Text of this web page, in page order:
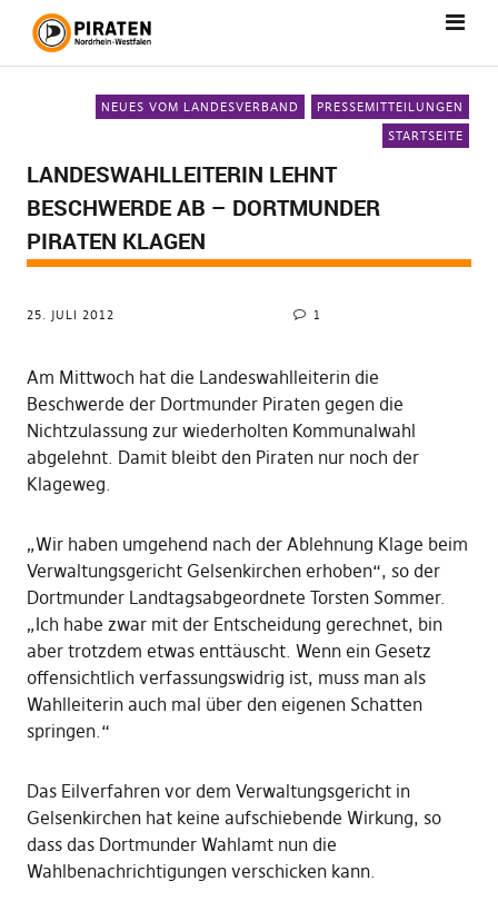
NEUES VOM LANDESVERBAND
PRESSEMITTEILUNGEN
STARTSEITE
LANDESWAHLLEITERIN LEHNT
BESCHWERDE AB – DORTMUNDER
PIRATEN KLAGEN
25. JULI 2012 1
Am Mittwoch hat die Landeswahlleiterin die
Beschwerde der Dortmunder Piraten gegen die
Nichtzulassung zur wiederholten Kommunalwahl
abgelehnt. Damit bleibt den Piraten nur noch der
Klageweg.
„Wir haben umgehend nach der Ablehnung Klage beim
Verwaltungsgericht Gelsenkirchen erhoben“, so der
Dortmunder Landtagsabgeordnete Torsten Sommer.
„Ich habe zwar mit der Entscheidung gerechnet, bin
aber trotzdem etwas enttäuscht. Wenn ein Gesetz
offensichtlich verfassungswidrig ist, muss man als
Wahlleiterin auch mal über den eigenen Schatten
springen.“
Das Eilverfahren vor dem Verwaltungsgericht in
Gelsenkirchen hat keine aufschiebende Wirkung, so
dass das Dortmunder Wahlamt nun die
Wahlbenachrichtigungen verschicken kann.